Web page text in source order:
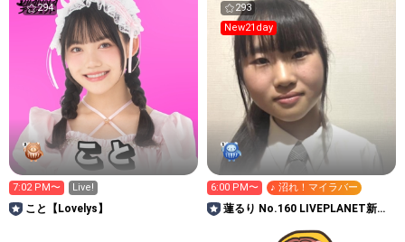
294
7:02 PM〜 Live!
こと【Lovelys】
293
New21day
6:00 PM〜 ♪ 沼れ！マイラバー
蓮るり No.160 LIVEPLANET新ア